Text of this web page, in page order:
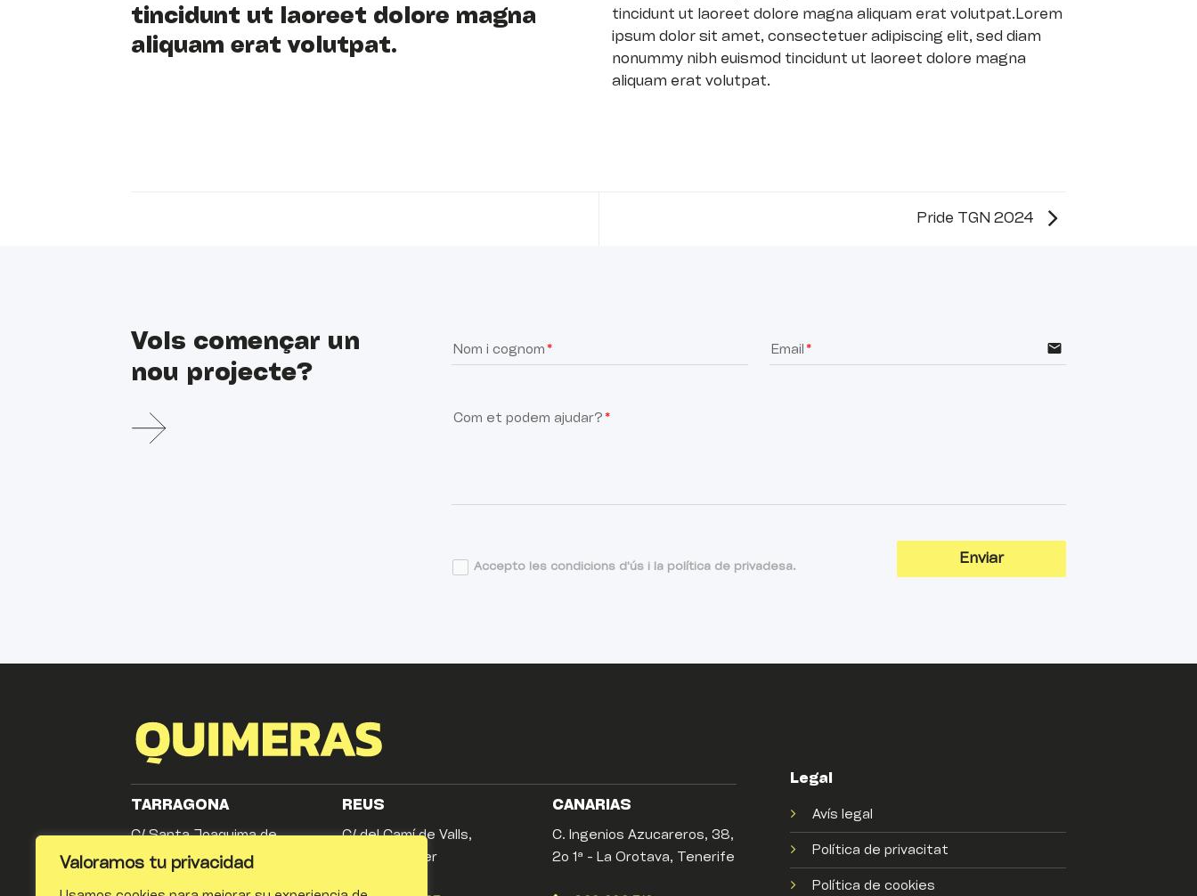
Valoramos tu privacidad
tincidunt ut laoreet dolore magna
aliquam erat volutpat.
tincidunt ut laoreet dolore magna aliquam erat volutpat.Lorem
ipsum dolor sit amet, consectetuer adipiscing elit, sed diam
nonummy nibh euismod tincidunt ut laoreet dolore magna
aliquam erat volutpat.
Pride TGN 2024
Vols començar un
nou projecte?
Nom i cognom Email email
Com et podem ajudar?
Accepto les condicions d'ús i la política de privadesa.
Enviar
TARRAGONA
C/ Santa Joaquima de
Vedruna, 21 local 1
REUS
C/ del Camí de Valls,
Redessa Viver
CANARIAS
C. Ingenios Azucareros, 38,
2o 1ª - La Orotava, Tenerife
Legal
Avís legal
Política de privacitat
Política de cookies